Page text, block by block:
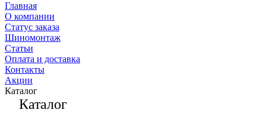
Главная
О компании
Статус заказа
Шиномонтаж
Статьи
Оплата и доставка
Контакты
Акции
Каталог
Каталог